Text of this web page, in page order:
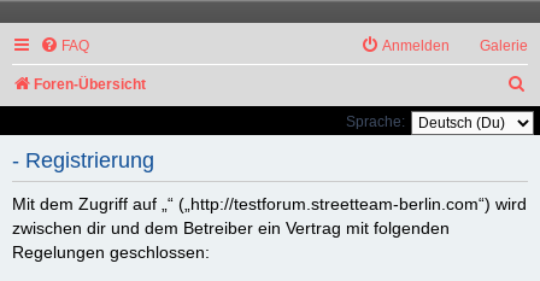
Galerie
FAQ Anmelden
Foren-Übersicht
u
h
Sprache:
- Registrierung
Mit dem Zugriff auf „“ („http://testforum.streetteam-berlin.com“) wird
zwischen dir und dem Betreiber ein Vertrag mit folgenden
Regelungen geschlossen: